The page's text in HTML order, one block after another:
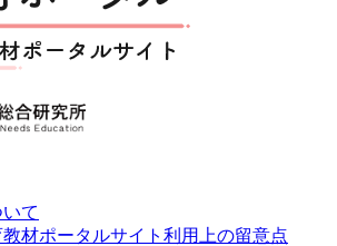
て
材ポータルサイト利用上の留意点